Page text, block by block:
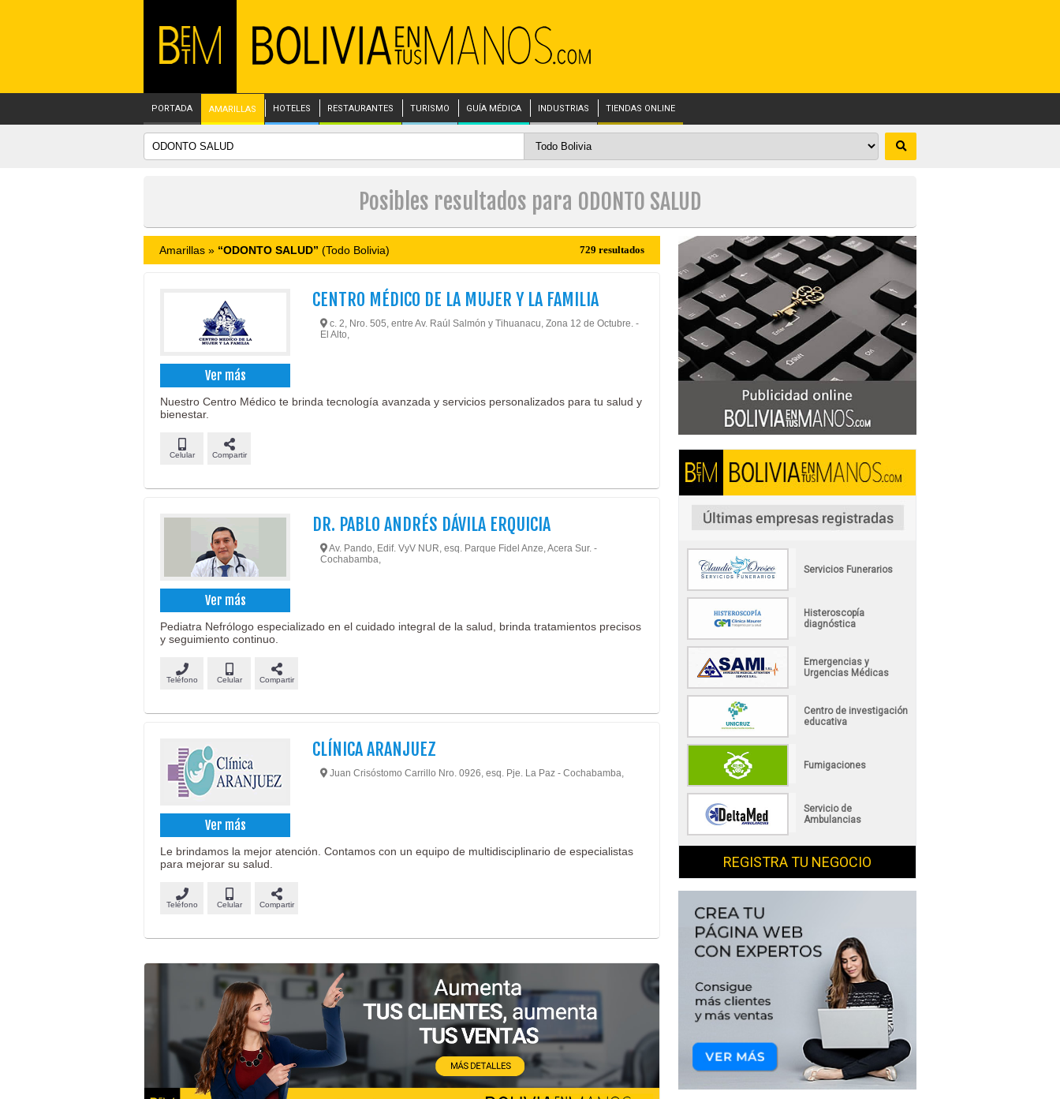
PORTADA AMARILLAS HOTELES RESTAURANTES TURISMO GUÍA MÉDICA INDUSTRIAS TIENDAS ONLINE
Posibles resultados para ODONTO SALUD
Amarillas » “ODONTO SALUD” (Todo Bolivia) 729 resultados
Ver más
CENTRO MÉDICO DE LA MUJER Y LA FAMILIA
c. 2, Nro. 505, entre Av. Raúl Salmón y Tihuanacu, Zona 12 de Octubre. -
El Alto,
Nuestro Centro Médico te brinda tecnología avanzada y servicios personalizados para tu salud y
bienestar.
Celular Compartir
Ver más
DR. PABLO ANDRÉS DÁVILA ERQUICIA
Av. Pando, Edif. VyV NUR, esq. Parque Fidel Anze, Acera Sur. -
Cochabamba,
Pediatra Nefrólogo especializado en el cuidado integral de la salud, brinda tratamientos precisos
y seguimiento continuo.
Teléfono Celular Compartir
Ver más
CLÍNICA ARANJUEZ
Juan Crisóstomo Carrillo Nro. 0926, esq. Pje. La Paz - Cochabamba,
Le brindamos la mejor atención. Contamos con un equipo de multidisciplinario de especialistas
para mejorar su salud.
Teléfono Celular Compartir
Servicios Funerarios
Histeroscopía
diagnóstica
Emergencias y
Urgencias Médicas
Centro de investigación
educativa
Fumigaciones
Servicio de
Ambulancias
REGISTRA TU NEGOCIO